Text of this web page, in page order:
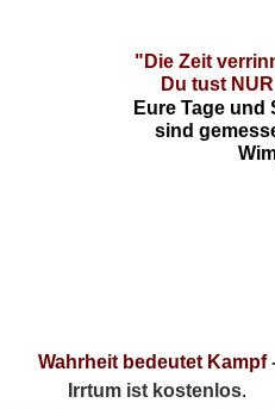
"Die Zeit
Du tust
Eure Tage und
sind
Wahrheit bedeutet Kampf
Irrtum ist kostenlos.